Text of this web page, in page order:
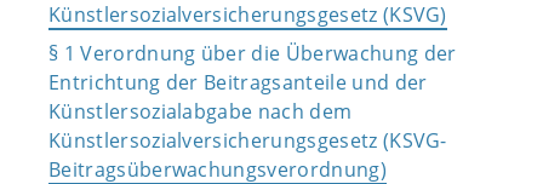
Künstlersozialversicherungsgesetz (KSVG)
§ 1 Verordnung über die Überwachung der
Entrichtung der Beitragsanteile und der
Künstlersozialabgabe nach dem
Künstlersozialversicherungsgesetz (KSVG-
Beitragsüberwachungsverordnung)